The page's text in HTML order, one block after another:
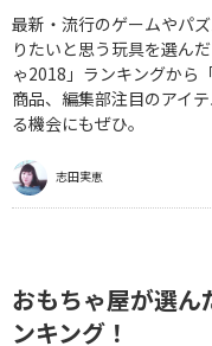
最新・流行のゲームやパ
りたいと思う玩具を選ん
ゃ2018」ランキングから
商品、編集部注目のアイ
る機会にもぜひ。
志田実恵
おもちゃ屋が選
ンキング！